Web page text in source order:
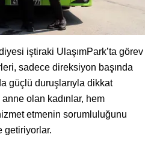
iştiraki UlaşımPark’ta görev
sadece direksiyon başında
güçlü duruşlarıyla dikkat
olan kadınlar, hem
etmenin sorumluluğunu
getiriyorlar.